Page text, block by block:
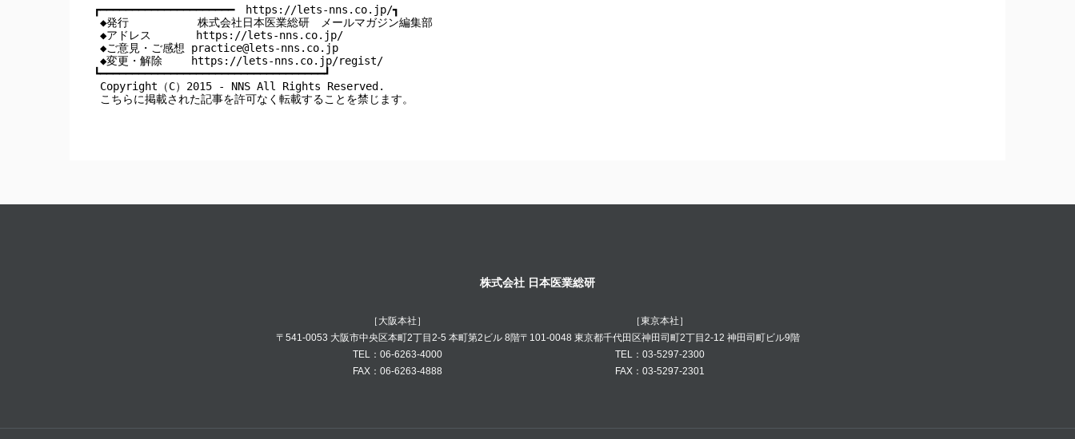
┏━━━━━━━━━━━━━━━━━━━━━　https://lets-nns.co.jp/┓
◆発行　         株式会社日本医業総研　メールマガジン編集部
◆アドレス       https://lets-nns.co.jp/
◆ご意見・ご感想 practice@lets-nns.co.jp
◆変更・解除　　 https://lets-nns.co.jp/regist/
┗━━━━━━━━━━━━━━━━━━━━━━━━━━━━━━━━━━━┛
Copyright（C）2015 - NNS All Rights Reserved.
こちらに掲載された記事を許可なく転載することを禁じます。
株式会社 日本医業総研
［大阪本社］
〒541-0053 大阪市中央区本町2丁目2-5 本町第2ビル 8階
TEL：06-6263-4000
FAX：06-6263-4888
［東京本社］
〒101-0048 東京都千代田区神田司町2丁目2-12 神田司町ビル9階
TEL：03-5297-2300
FAX：03-5297-2301